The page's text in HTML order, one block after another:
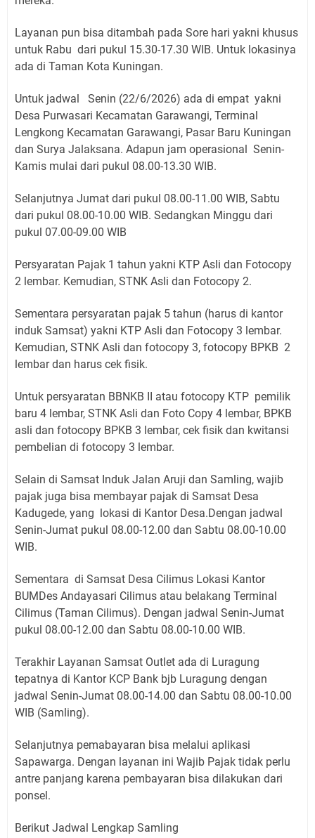
Layanan pun bisa ditambah pada Sore hari yakni khusus
untuk Rabu dari pukul 15.30-17.30 WIB. Untuk lokasinya
ada di Taman Kota Kuningan.
Untuk jadwal Senin (22/6/2026) ada di empat yakni
Desa Purwasari Kecamatan Garawangi, Terminal
Lengkong Kecamatan Garawangi, Pasar Baru Kuningan
dan Surya Jalaksana. Adapun jam operasional Senin-
Kamis mulai dari pukul 08.00-13.30 WIB.
Selanjutnya Jumat dari pukul 08.00-11.00 WIB, Sabtu
dari pukul 08.00-10.00 WIB. Sedangkan Minggu dari
pukul 07.00-09.00 WIB
Persyaratan Pajak 1 tahun yakni KTP Asli dan Fotocopy
2 lembar. Kemudian, STNK Asli dan Fotocopy 2.
Sementara persyaratan pajak 5 tahun (harus di kantor
induk Samsat) yakni KTP Asli dan Fotocopy 3 lembar.
Kemudian, STNK Asli dan fotocopy 3, fotocopy BPKB 2
lembar dan harus cek fisik.
Untuk persyaratan BBNKB II atau fotocopy KTP pemilik
baru 4 lembar, STNK Asli dan Foto Copy 4 lembar, BPKB
asli dan fotocopy BPKB 3 lembar, cek fisik dan kwitansi
pembelian di fotocopy 3 lembar.
Selain di Samsat Induk Jalan Aruji dan Samling, wajib
pajak juga bisa membayar pajak di Samsat Desa
Kadugede, yang lokasi di Kantor Desa.Dengan jadwal
Senin-Jumat pukul 08.00-12.00 dan Sabtu 08.00-10.00
WIB.
Sementara di Samsat Desa Cilimus Lokasi Kantor
BUMDes Andayasari Cilimus atau belakang Terminal
Cilimus (Taman Cilimus). Dengan jadwal Senin-Jumat
pukul 08.00-12.00 dan Sabtu 08.00-10.00 WIB.
Terakhir Layanan Samsat Outlet ada di Luragung
tepatnya di Kantor KCP Bank bjb Luragung dengan
jadwal Senin-Jumat 08.00-14.00 dan Sabtu 08.00-10.00
WIB (Samling).
Selanjutnya pemabayaran bisa melalui aplikasi
Sapawarga. Dengan layanan ini Wajib Pajak tidak perlu
antre panjang karena pembayaran bisa dilakukan dari
ponsel.
Berikut Jadwal Lengkap Samling